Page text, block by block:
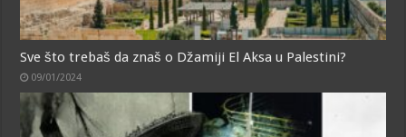
Sve što trebaš da znaš o Džamiji El Aksa u Palestini?
09/01/2024